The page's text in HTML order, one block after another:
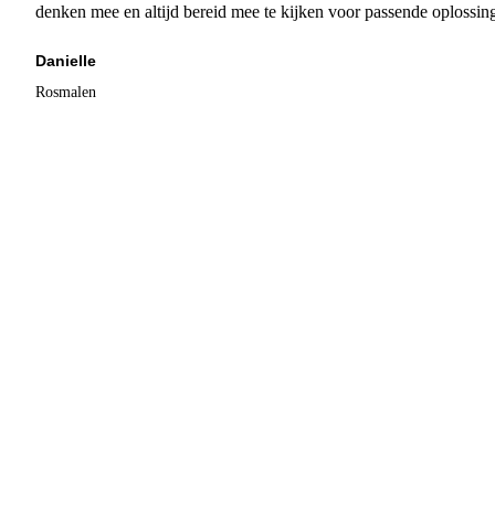
denken mee en altijd bereid mee te kijken voor passende
Danielle
Rosmalen